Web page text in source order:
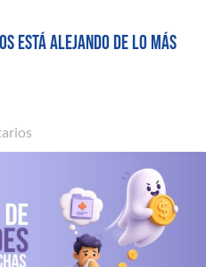
está alejando de lo más